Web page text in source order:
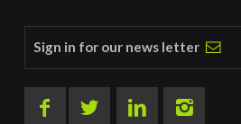
Sign in for our news letter